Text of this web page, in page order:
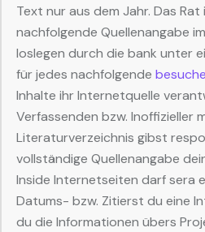
Text nur aus dem Jahr. Das Rat
nachfolgende Quellenangabe
loslegen durch die bank unter
für jedes nachfolgende
Inhalte ihr Internetquelle
Verfassenden bzw. Inoffizieller
Literaturverzeichnis gibst
vollständige Quellenangabe
Inside Internetseiten darf sera
Datums- bzw. Zitierst du eine
du die Informationen übers